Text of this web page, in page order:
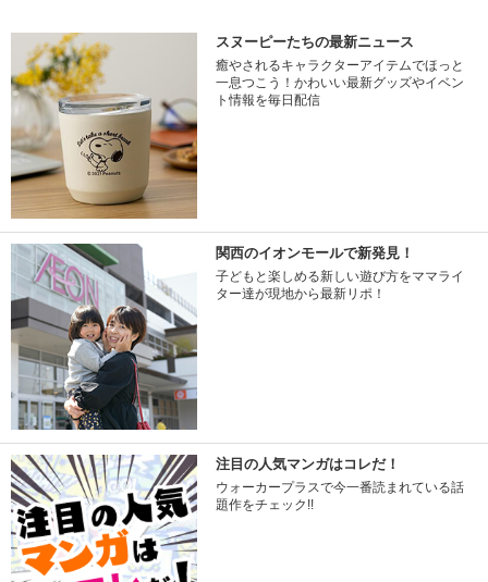
スヌーピーたちの最新ニュース
癒やされるキャラクターアイテムでほっと
一息つこう！かわいい最新グッズやイベン
ト情報を毎日配信
関西のイオンモールで新発見！
子どもと楽しめる新しい遊び方をママライ
ター達が現地から最新リポ！
注目の人気マンガはコレだ！
ウォーカープラスで今一番読まれている話
題作をチェック!!